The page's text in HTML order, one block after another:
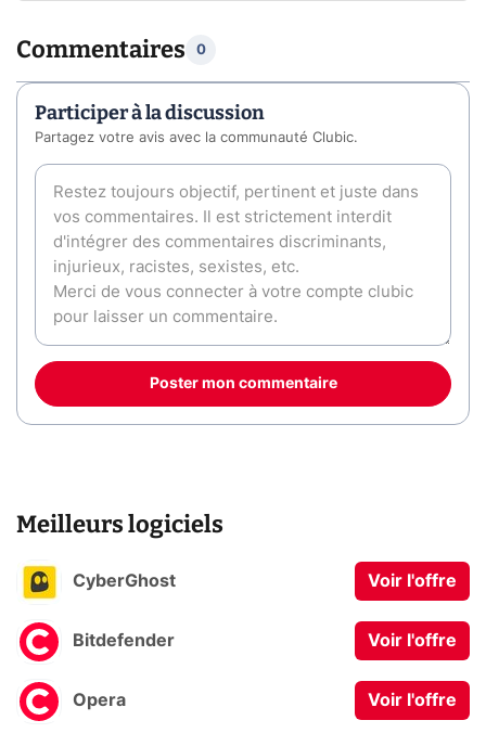
Commentaires 0
Participer à la discussion
Partagez votre avis avec la communauté Clubic.
Poster mon commentaire
Meilleurs logiciels
CyberGhost Voir l'offre
Bitdefender Voir l'offre
Opera Voir l'offre